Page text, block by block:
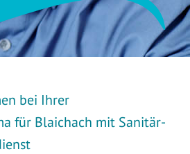
bei Ihrer
für Blaichach mit Sanitär-